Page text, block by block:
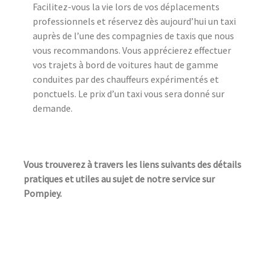
Facilitez-vous la vie lors de vos déplacements
professionnels et réservez dès aujourd’hui un taxi
auprès de l’une des compagnies de taxis que nous
vous recommandons. Vous apprécierez effectuer
vos trajets à bord de voitures haut de gamme
conduites par des chauffeurs expérimentés et
ponctuels. Le prix d’un taxi vous sera donné sur
demande.
Vous trouverez à travers les liens suivants des détails
pratiques et utiles au sujet de notre service sur
Pompiey.